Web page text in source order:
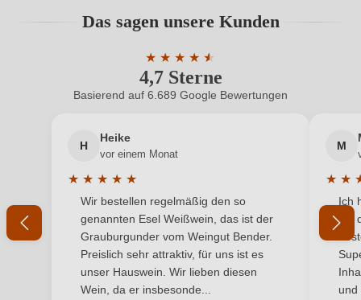
Pamplona, Navarra, Spanien
Passt zu Antipasti, Fisch, Rotes Fleisch
Qualität Vino
Cuvée (Rot)
Benutzern abgegeben werden. Bitte loggen Sie sich
Neuer Kunde? Neuer Kunde?
Ihre E-Mail-Adresse
Ihr Passwort
Ich habe mein Passwort vergessen
Das sagen unsere Kunden
4,7 Sterne
★ ★ ★ ★ ★
★
Durchschnittliche Bewertung von 4.7
Basierend auf 6.689 Google Bewertungen
H
Heike
vor einem Monat
★ ★ ★ ★ ★
Durchschnittliche Bewertung von 5 von 5 Sternen
Wir bestellen regelmäßig den so
genannten Esel Weißwein, das ist der
Grauburgunder vom Weingut Bender.
Preislich sehr attraktiv, für uns ist es
unser Hauswein. Wir lieben diesen
Wein, da er insbesonde...
M
★ ★
Ich
mit
und